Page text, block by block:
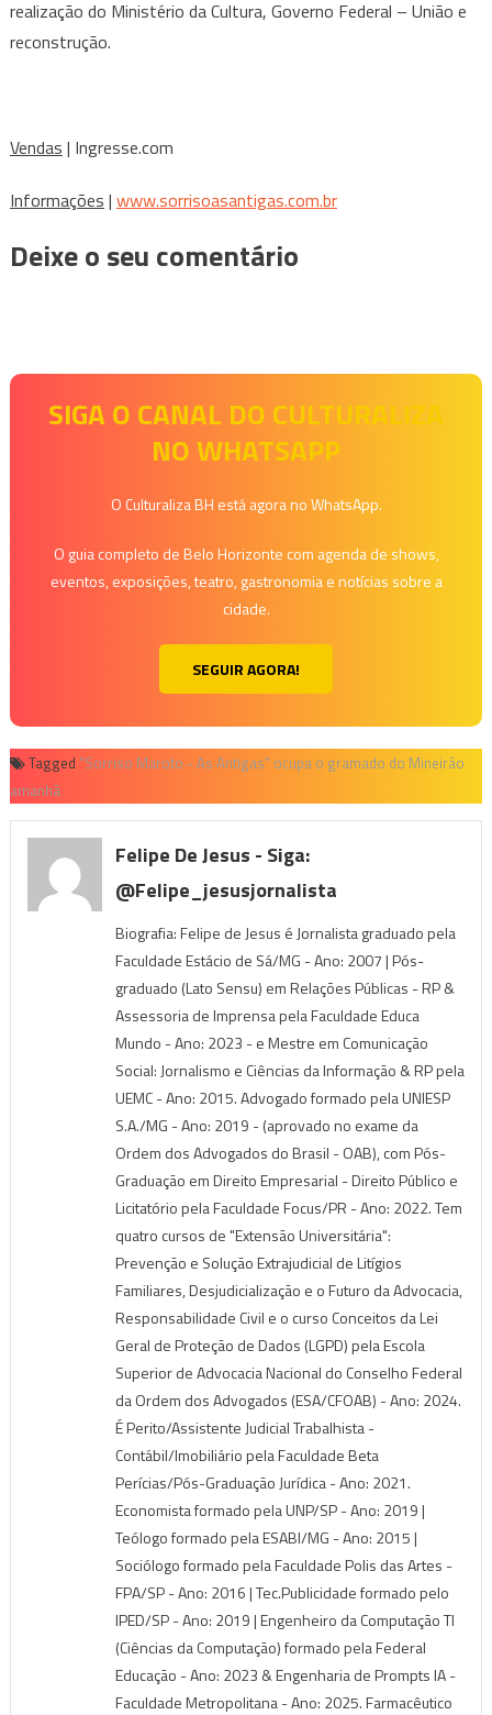
realização do Ministério da Cultura, Governo Federal – União e
reconstrução.
Vendas | Ingresse.com
Informações | www.sorrisoasantigas.com.br
Deixe o seu comentário
SIGA O CANAL DO CULTURALIZA
NO WHATSAPP
O Culturaliza BH está agora no WhatsApp.
O guia completo de Belo Horizonte com agenda de shows,
eventos, exposições, teatro, gastronomia e notícias sobre a
cidade.
SEGUIR AGORA!
Tagged "Sorriso Maroto - As Antigas" ocupa o gramado do Mineirão
amanhã
Felipe De Jesus - Siga:
@felipe_jesusjornalista
Biografia: Felipe de Jesus é Jornalista graduado pela
Faculdade Estácio de Sá/MG - Ano: 2007 | Pós-
graduado (Lato Sensu) em Relações Públicas - RP &
Assessoria de Imprensa pela Faculdade Educa
Mundo - Ano: 2023 - e Mestre em Comunicação
Social: Jornalismo e Ciências da Informação & RP pela
UEMC - Ano: 2015. Advogado formado pela UNIESP
S.A./MG - Ano: 2019 - (aprovado no exame da
Ordem dos Advogados do Brasil - OAB), com Pós-
Graduação em Direito Empresarial - Direito Público e
Licitatório pela Faculdade Focus/PR - Ano: 2022. Tem
quatro cursos de "Extensão Universitária":
Prevenção e Solução Extrajudicial de Litígios
Familiares, Desjudicialização e o Futuro da Advocacia,
Responsabilidade Civil e o curso Conceitos da Lei
Geral de Proteção de Dados (LGPD) pela Escola
Superior de Advocacia Nacional do Conselho Federal
da Ordem dos Advogados (ESA/CFOAB) - Ano: 2024.
É Perito/Assistente Judicial Trabalhista -
Contábil/Imobiliário pela Faculdade Beta
Perícias/Pós-Graduação Jurídica - Ano: 2021.
Economista formado pela UNP/SP - Ano: 2019 |
Teólogo formado pela ESABI/MG - Ano: 2015 |
Sociólogo formado pela Faculdade Polis das Artes -
FPA/SP - Ano: 2016 | Tec.Publicidade formado pelo
IPED/SP - Ano: 2019 | Engenheiro da Computação TI
(Ciências da Computação) formado pela Federal
Educação - Ano: 2023 & Engenharia de Prompts IA -
Faculdade Metropolitana - Ano: 2025. Farmacêutico